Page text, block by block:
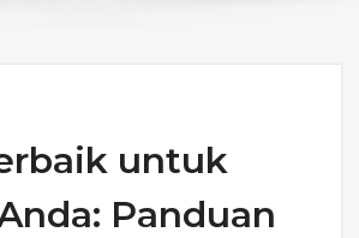
untuk
Panduan